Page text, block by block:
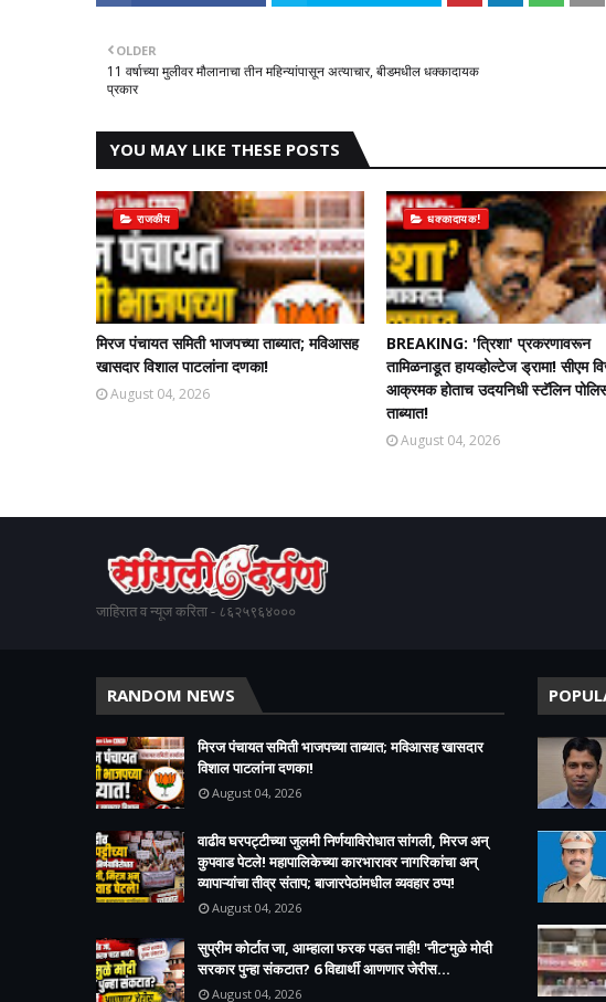
OLDER
11 वर्षाच्या मुलीवर मौलानाचा तीन महिन्यांपासून अत्याचार, बीडमधील धक्कादायक
प्रकार
YOU MAY LIKE THESE POSTS
राजकीय
मिरज पंचायत समिती भाजपच्या ताब्यात; मविआसह
खासदार विशाल पाटलांना दणका!
August 04, 2026
धक्कादायक!
BREAKING: 'त्रिशा' प्रकरणावरून
तामिळनाडूत हायव्होल्टेज ड्रामा! सीएम
आक्रमक होताच उदयनिधी स्टॅलिन
ताब्यात!
August 04, 2026
जाहिरात व न्यूज करिता - ८६२५९६४०००
RANDOM NEWS
मिरज पंचायत समिती भाजपच्या ताब्यात; मविआसह खासदार
विशाल पाटलांना दणका!
August 04, 2026
वाढीव घरपट्टीच्या जुलमी निर्णयाविरोधात सांगली, मिरज अन्
कुपवाड पेटले! महापालिकेच्या कारभारावर नागरिकांचा अन्
व्यापाऱ्यांचा तीव्र संताप; बाजारपेठांमधील व्यवहार ठप्प!​
August 04, 2026
सुप्रीम कोर्टात जा, आम्हाला फरक पडत नाही! 'नीट'मुळे मोदी
सरकार पुन्हा संकटात? 6 विद्यार्थी आणणार जेरीस...
August 04, 2026